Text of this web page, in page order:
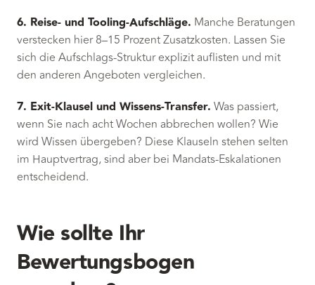
6. Reise- und Tooling-Aufschläge. Manche Beratungen
verstecken hier 8–15 Prozent Zusatzkosten. Lassen Sie
sich die Aufschlags-Struktur explizit auflisten und mit
den anderen Angeboten vergleichen.
7. Exit-Klausel und Wissens-Transfer. Was passiert,
wenn Sie nach acht Wochen abbrechen wollen? Wie
wird Wissen übergeben? Diese Klauseln stehen selten
im Hauptvertrag, sind aber bei Mandats-Eskalationen
entscheidend.
Wie sollte Ihr
Bewertungsbogen